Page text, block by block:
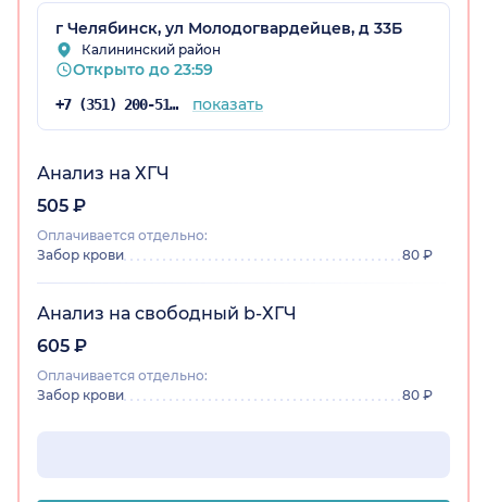
г Челябинск, ул Молодогвардейцев, д 33Б
Калининский район
Открыто до 23:59
+7 (351) 200-51-64 показать
Анализ на ХГЧ
505 ₽
Оплачивается отдельно:
Забор крови
80 ₽
Анализ на свободный b-ХГЧ
605 ₽
Оплачивается отдельно:
Забор крови
80 ₽